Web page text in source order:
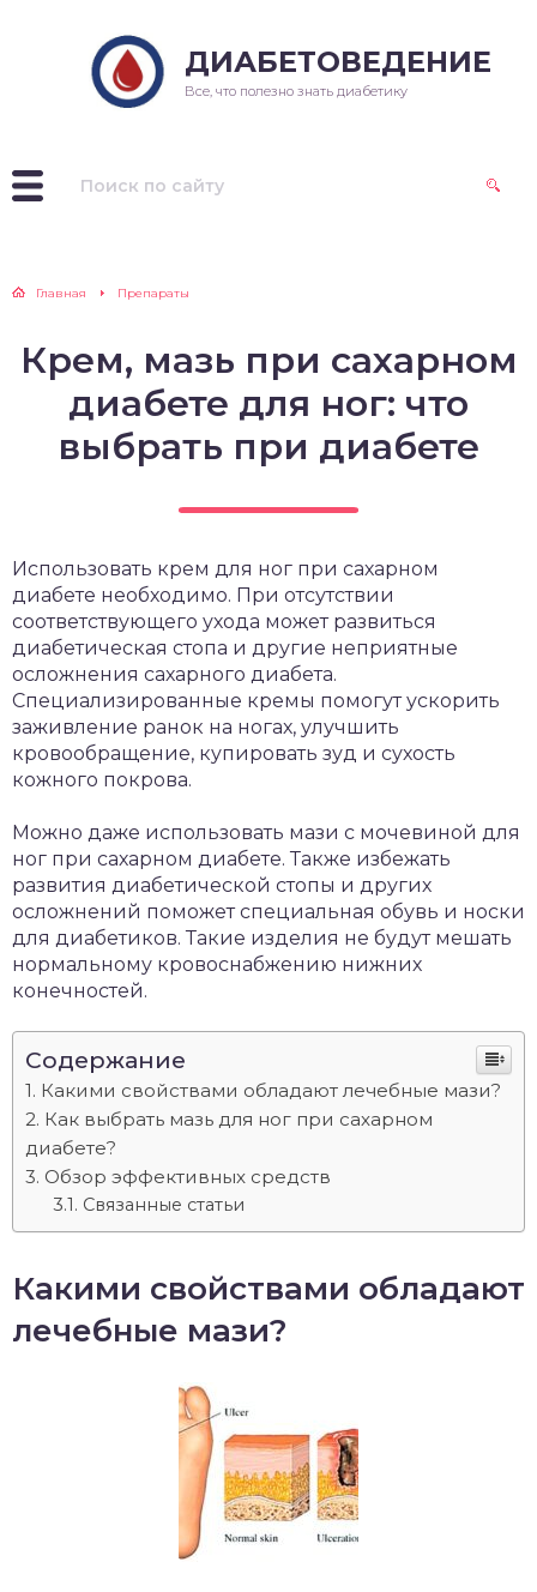
ДИАБЕТОВЕДЕНИЕ
Все, что полезно знать диабетику
Главная Препараты
Крем, мазь при сахарном
диабете для ног: что
выбрать при диабете
Использовать крем для ног при сахарном
диабете необходимо. При отсутствии
соответствующего ухода может развиться
диабетическая стопа и другие неприятные
осложнения сахарного диабета.
Специализированные кремы помогут ускорить
заживление ранок на ногах, улучшить
кровообращение, купировать зуд и сухость
кожного покрова.
Можно даже использовать мази с мочевиной для
ног при сахарном диабете. Также избежать
развития диабетической стопы и других
осложнений поможет специальная обувь и носки
для диабетиков. Такие изделия не будут мешать
нормальному кровоснабжению нижних
конечностей.
Содержание
Какими свойствами обладают лечебные мази?
Как выбрать мазь для ног при сахарном
диабете?
Обзор эффективных средств
Связанные статьи
Какими свойствами обладают
лечебные мази?